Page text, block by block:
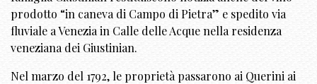
prodotto “in caneva di Campo di Pietra” e spedito via
fluviale a Venezia in Calle delle Acque nella residenza
veneziana dei Giustinian.
Nel marzo del 1792, le proprietà passarono ai Querini ai